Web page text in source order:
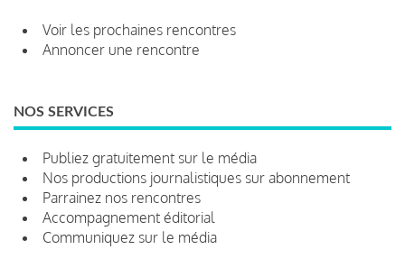
Voir les prochaines rencontres
Annoncer une rencontre
NOS SERVICES
Publiez gratuitement sur le média
Nos productions journalistiques sur abonnement
Parrainez nos rencontres
Accompagnement éditorial
Communiquez sur le média